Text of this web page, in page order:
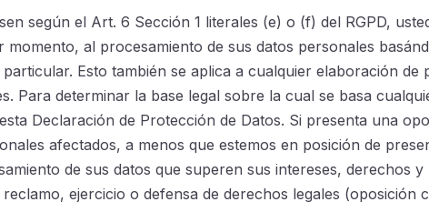
según el Art. 6 Sección 1 literales (e) o (f) del RGPD,
al procesamiento de sus datos personales
Esto también se aplica a cualquier elaboración de
Para determinar la base legal sobre la cual se basa
Declaración de Protección de Datos. Si presenta una
afectados, a menos que estemos en posición de
de sus datos que superen sus intereses, derechos y
ejercicio o defensa de derechos legales (oposición